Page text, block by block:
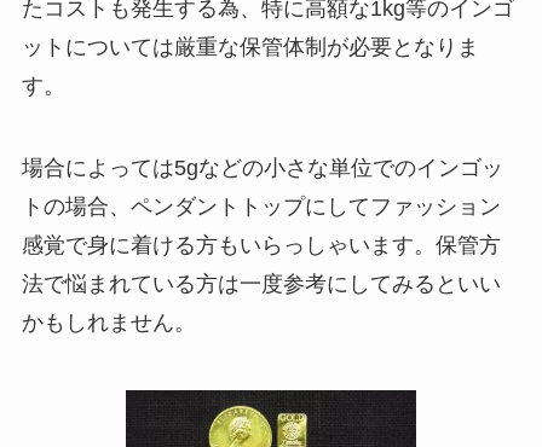
たコストも発生する為、特に高額な1kg等のインゴ
ットについては厳重な保管体制が必要となりま
す。
場合によっては5gなどの小さな単位でのインゴッ
トの場合、ペンダントトップにしてファッション
感覚で身に着ける方もいらっしゃいます。保管方
法で悩まれている方は一度参考にしてみるといい
かもしれません。